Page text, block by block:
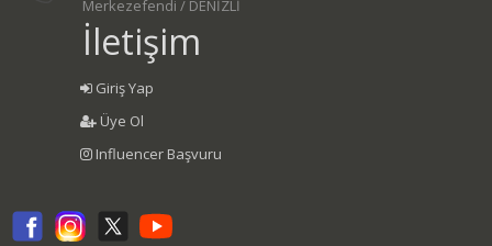
Merkezefendi / DENİZLİ
İletişim
Giriş Yap
Üye Ol
Influencer Başvuru